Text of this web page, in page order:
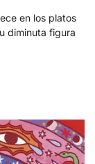
en los platos
diminuta figura